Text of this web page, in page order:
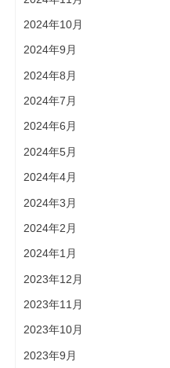
2024年10月
2024年9月
2024年8月
2024年7月
2024年6月
2024年5月
2024年4月
2024年3月
2024年2月
2024年1月
2023年12月
2023年11月
2023年10月
2023年9月